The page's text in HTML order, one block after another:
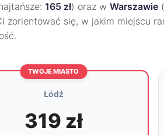
165 zł) oraz w Warszawie
zorientować się, w jakim miejscu
TWOJE MIASTO
Łódź
319 zł